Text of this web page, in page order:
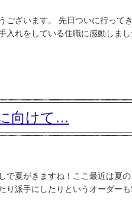
ございます。 先日ついに行って
入れをしている住職に感動しま
向けて…
で夏がきますね！ここ最近は夏
り派手にしたりというオーダー